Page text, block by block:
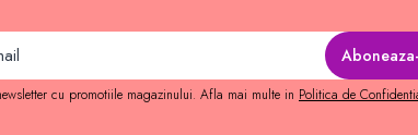
cu promotiile magazinului. Afla mai multe in Politica de